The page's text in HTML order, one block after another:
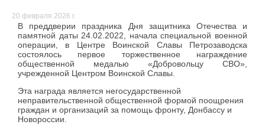
20 февраля 2026 г.
В преддверии праздника Дня защитника Отечества и
памятной даты 24.02.2022, начала специальной военной
операции, в Центре Воинской Славы Петрозаводска
состоялось первое торжественное награждение
общественной медалью «Добровольцу СВО»,
учрежденной Центром Воинской Славы.
Эта награда является негосударственной
неправительственной общественной формой поощрения
граждан и организаций за помощь фронту, Донбассу и
Новороссии.